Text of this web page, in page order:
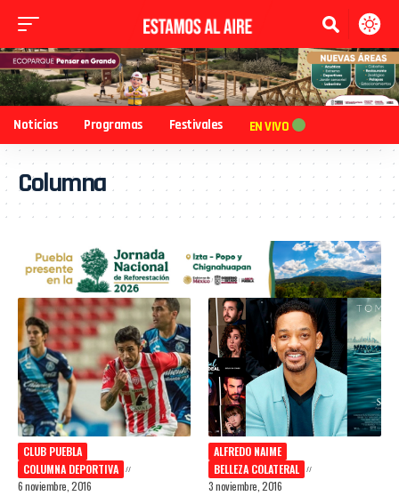
Noticias Programas Festivales EN VIVO
Columna
CLUB PUEBLA
COLUMNA DEPORTIVA
6 noviembre, 2016
ALFREDO NAIME
BELLEZA COLATERAL
3 noviembre, 2016